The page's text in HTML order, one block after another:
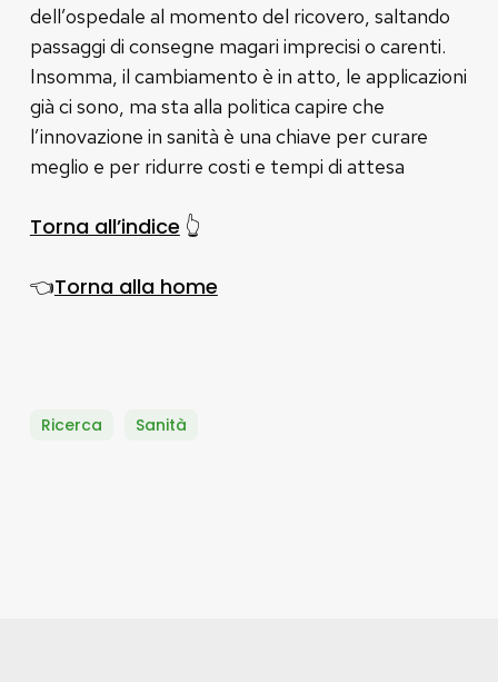
dell’ospedale al momento del ricovero, saltando
passaggi di consegne magari imprecisi o carenti.
Insomma, il cambiamento è in atto, le applicazioni
già ci sono, ma sta alla politica capire che
l’innovazione in sanità è una chiave per curare
meglio e per ridurre costi e tempi di attesa
Torna all’indice 👆
👈Torna alla home
Ricerca Sanità